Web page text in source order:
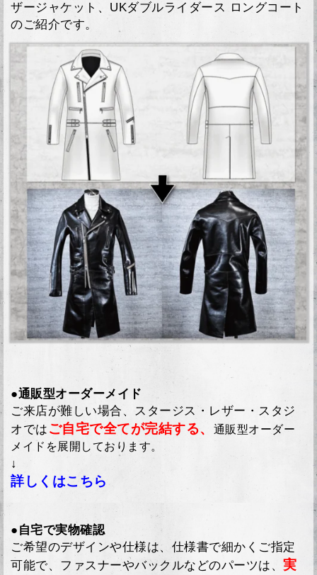
ザージャケット、UKダブルライダース ロングコート
のご紹介です。
●通販型オーダーメイド
ご来店が難しい場合、スタージス・レザー・スタジ
オでは ご自宅で全てが完結する、
通販型オーダー
メイドを展開しております。
↓
詳しくはこちら
●自宅で実物確認
ご希望のデザインや仕様は、仕様書で細かくご指定
可能で、ファスナーやバックルなどのパーツは、 実